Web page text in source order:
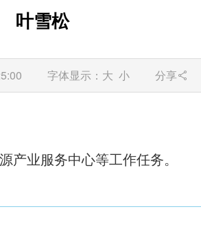
叶雪松
字体显示： 大 小 分享
产业服务中心等工作任务。